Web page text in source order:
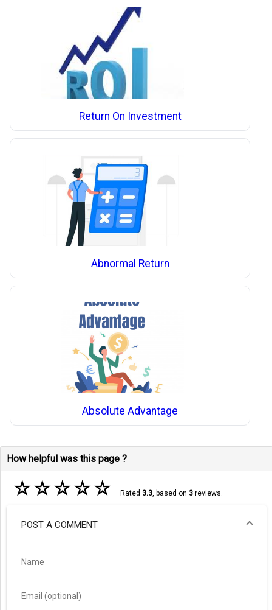
Return On Investment
Abnormal Return
Absolute Advantage
How helpful was this page ?
☆☆☆☆☆ Rated 3.3, based on 3reviews.
POST A COMMENT
Name
Email (optional)